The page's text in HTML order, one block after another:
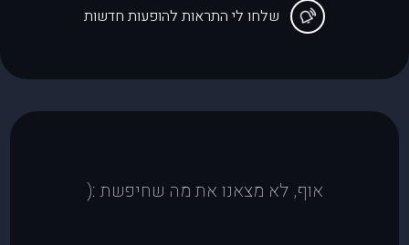
שלחו לי התראות להופעות חדשות
אוף, לא מצאנו את מה שחיפשת :(